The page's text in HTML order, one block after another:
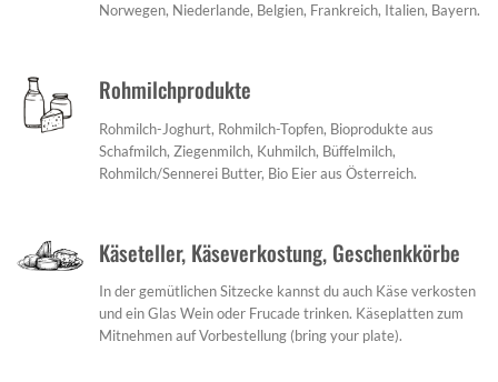
Norwegen, Niederlande, Belgien, Frankreich, Italien, Bayern.
Rohmilchprodukte
Rohmilch-Joghurt, Rohmilch-Topfen, Bioprodukte aus
Schafmilch, Ziegenmilch, Kuhmilch, Büffelmilch,
Rohmilch/Sennerei Butter, Bio Eier aus Österreich.
Käseteller, Käseverkostung, Geschenkkörbe
In der gemütlichen Sitzecke kannst du auch Käse verkosten
und ein Glas Wein oder Frucade trinken. Käseplatten zum
Mitnehmen auf Vorbestellung (bring your plate).